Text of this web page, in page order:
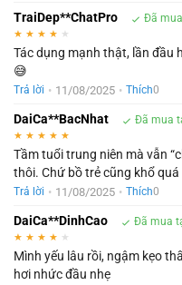
TraiDep**ChatPro Đã
★ ★ ★ ★ ★
Tác dụng mạnh thật, lần đầu
😅
Trả lời • 11/08/2025 • Thích0
DaiCa**BacNhat Đã mua
★ ★ ★ ★ ★
Tầm tuổi trung niên mà vẫn
thôi. Chứ bồ trẻ cũng khổ
Trả lời • 11/08/2025 • Thích0
DaiCa**DinhCao Đã mua
★ ★ ★ ★ ★
Mình yếu lâu rồi, ngậm kẹo
hơi nhức đầu nhẹ